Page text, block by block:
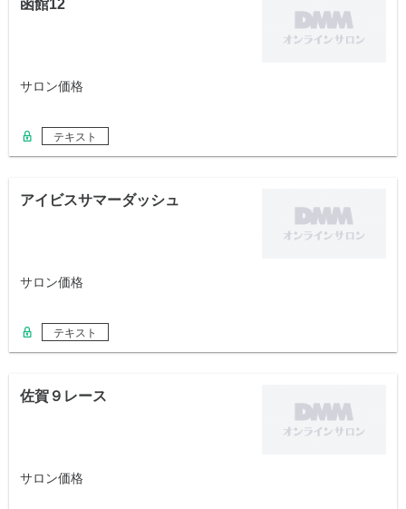
函館12
サロン価格
テキスト
アイビスサマーダッシュ
サロン価格
テキスト
佐賀９レース
サロン価格